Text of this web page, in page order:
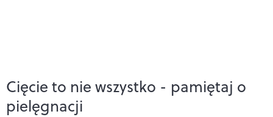
Cięcie to nie wszystko - pamiętaj o
pielęgnacji